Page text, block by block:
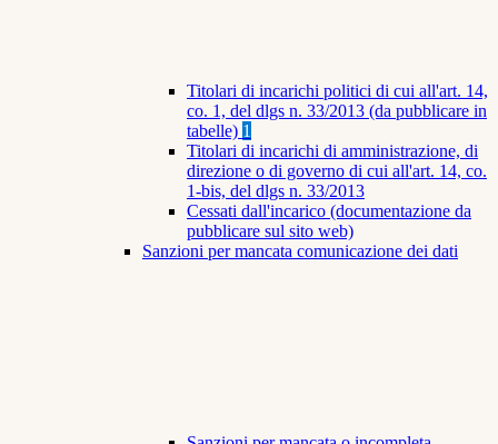
Titolari di incarichi politici di cui all'art. 14,
co. 1, del dlgs n. 33/2013 (da pubblicare in
tabelle) 1
Titolari di incarichi di amministrazione, di
direzione o di governo di cui all'art. 14, co.
1-bis, del dlgs n. 33/2013
Cessati dall'incarico (documentazione da
pubblicare sul sito web)
Sanzioni per mancata comunicazione dei dati